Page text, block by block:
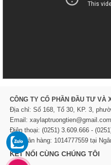
CÔNG TY CỔ PHẦN ĐẦU TƯ VÀ
Địa chỉ: Số 168, Tổ 30, KP. 3,
Email: xaylaptruongtien@gmail.com
Điện thoại: (0251) 3.609.666 -
TK Ngân hàng: 1014777559 tại
KẾT NỐI CÙNG CHÚNG TÔI